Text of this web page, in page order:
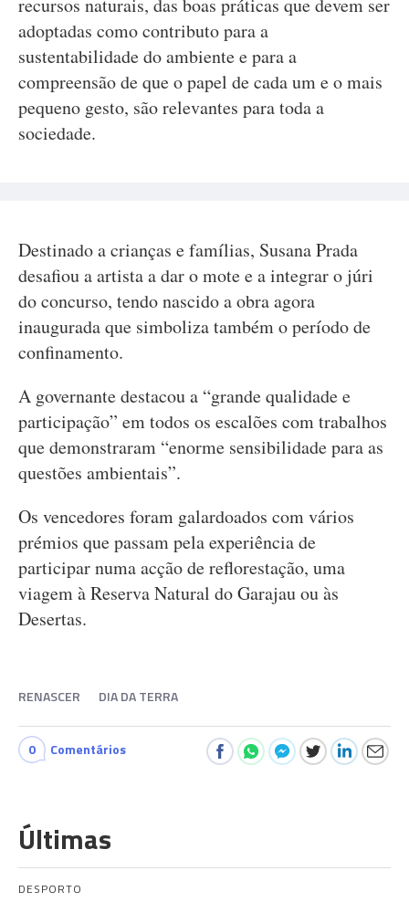
recursos naturais, das boas práticas que devem ser
adoptadas como contributo para a
sustentabilidade do ambiente e para a
compreensão de que o papel de cada um e o mais
pequeno gesto, são relevantes para toda a
sociedade.
Destinado a crianças e famílias, Susana Prada
desafiou a artista a dar o mote e a integrar o júri
do concurso, tendo nascido a obra agora
inaugurada que simboliza também o período de
confinamento.
A governante destacou a “grande qualidade e
participação” em todos os escalões com trabalhos
que demonstraram “enorme sensibilidade para as
questões ambientais”.
Os vencedores foram galardoados com vários
prémios que passam pela experiência de
participar numa acção de reflorestação, uma
viagem à Reserva Natural do Garajau ou às
Desertas.
RENASCER DIA DA TERRA
0 Comentários
Últimas
DESPORTO